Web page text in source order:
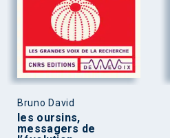
Bruno David
les oursins,
messagers de